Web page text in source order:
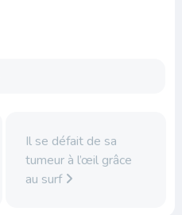
Il se défait de sa
tumeur à l’œil grâce
au surf